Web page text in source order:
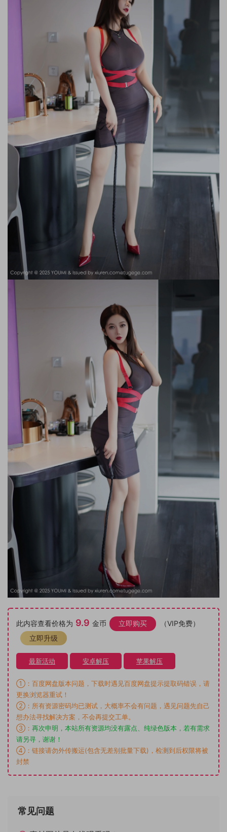
此内容查看价格为 9.9 金币 立即购买
（VIP免费）
立即升级
最新活动 安卓解压 苹果解压
①：百度网盘版本问题，下载时遇见百度网盘提示提取码错误，请
更换浏览器重试！
②：所有资源密码均已测试，大概率不会有问题，遇见问题先自己
想办法寻找解决方案，不会再提交工单。
③： 再次申明，本站所有资源均没有露点、纯绿色版本，若有需求
请另寻，谢谢！
④：链接请勿外传搬运(包含无差别批量下载)，检测到后权限将被
封禁
常见问题